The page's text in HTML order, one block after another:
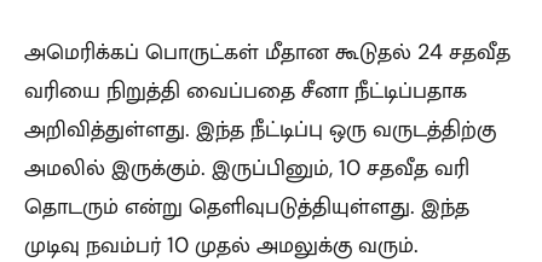
அமெரிக்கப் பொருட்கள் மீதான கூடுதல் 24 சதவீத
வரியை நிறுத்தி வைப்பதை சீனா நீட்டிப்பதாக
அறிவித்துள்ளது. இந்த நீட்டிப்பு ஒரு வருடத்திற்கு
அமலில் இருக்கும். இருப்பினும், 10 சதவீத வரி
தொடரும் என்று தெளிவுபடுத்தியுள்ளது. இந்த
முடிவு நவம்பர் 10 முதல் அமலுக்கு வரும்.